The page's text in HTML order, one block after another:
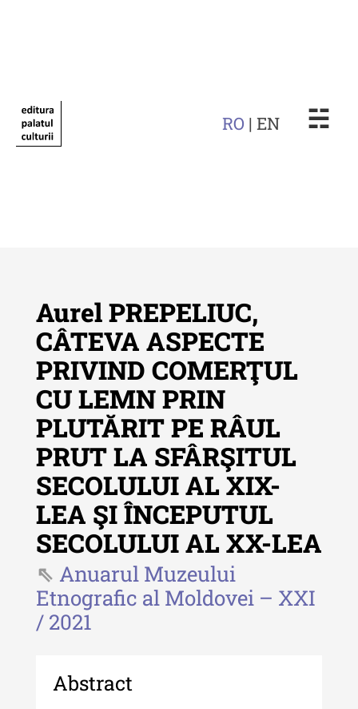
RO | EN ☵
Revista "Cercetări istorice"
Revista "Cercetări istorice" - XLIV
- 2025
Revista "Cercetări istorice" - XLIII
- 2024
Revista "Cercetări istorice" - XLII -
2023
Indexul Complet
Buletinul ”Ioan Neculce” al Muzeului
de Istorie a Moldovei
Muzeului de Istorie a Moldovei -
XXIV / 2018
Aurel PREPELIUC,
CÂTEVA ASPECTE
PRIVIND COMERŢUL
CU LEMN PRIN
PLUTĂRIT PE RÂUL
PRUT LA SFÂRŞITUL
SECOLULUI AL XIX-
LEA ŞI ÎNCEPUTUL
SECOLULUI AL XX-LEA
Anuarul Muzeului
Etnografic al Moldovei – XXI
/ 2021
Abstract